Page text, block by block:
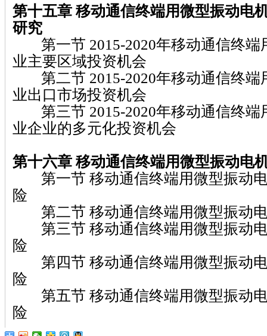
第十五章 移动通信终端用微型振动电
研究
第一节 2015-2020年移动通信终端
业主要区域投资机会
第二节 2015-2020年移动通信终端
业出口市场投资机会
第三节 2015-2020年移动通信终端
业企业的多元化投资机会
第十六章 移动通信终端用微型振动电
第一节 移动通信终端用微型振动
险
第二节 移动通信终端用微型振动
第三节 移动通信终端用微型振动
险
第四节 移动通信终端用微型振动
险
第五节 移动通信终端用微型振动
险